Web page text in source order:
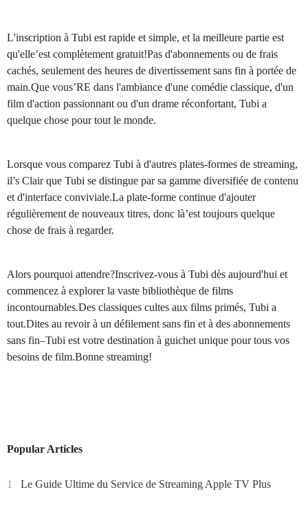
L'inscription à Tubi est rapide et simple, et la meilleure partie est
qu'elle’est complètement gratuit!Pas d'abonnements ou de frais
cachés, seulement des heures de divertissement sans fin à portée de
main.Que vous’RE dans l'ambiance d'une comédie classique, d'un
film d'action passionnant ou d'un drame réconfortant, Tubi a
quelque chose pour tout le monde.
Lorsque vous comparez Tubi à d'autres plates-formes de streaming,
il’s Clair que Tubi se distingue par sa gamme diversifiée de contenu
et d'interface conviviale.La plate-forme continue d'ajouter
régulièrement de nouveaux titres, donc là’est toujours quelque
chose de frais à regarder.
Alors pourquoi attendre?Inscrivez-vous à Tubi dès aujourd'hui et
commencez à explorer la vaste bibliothèque de films
incontournables.Des classiques cultes aux films primés, Tubi a
tout.Dites au revoir à un défilement sans fin et à des abonnements
sans fin–Tubi est votre destination à guichet unique pour tous vos
besoins de film.Bonne streaming!
Popular Articles
1 Le Guide Ultime du Service de Streaming Apple TV Plus